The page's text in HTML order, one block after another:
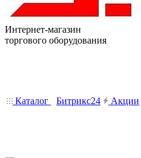
Интернет-магазин
торгового оборудования
Каталог Битрикс24 Акции